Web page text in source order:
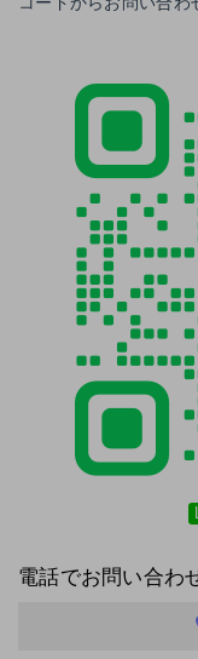
電話でお問い合わ